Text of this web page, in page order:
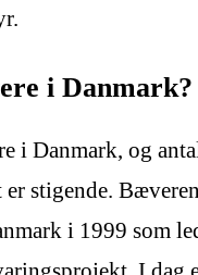
i Danmark?
i Danmark, og
stigende.
i 1999 som